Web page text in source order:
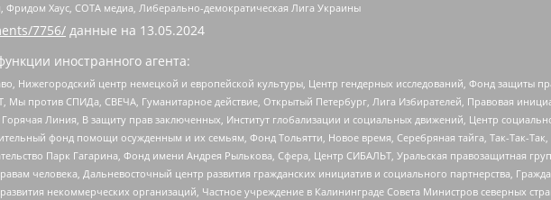
Хаус, СОТА медиа, Либерально-демократическая Лига Украины
7756/ данные на 13.05.2024
иностранного агента:
Нижегородский центр немецкой и европейской культуры, Центр гендерных исследований, Фонд защиты
против СПИДа, СВЕЧА, Гуманитарное действие, Открытый Петербург, Лига Избирателей, Правовая
Линия, В защиту прав заключенных, Институт глобализации и социальных движений, Центр
фонд помощи осужденным и их семьям, Фонд Тольятти, Новое время, Серебряная тайга, Так-Так-
Парк Гагарина, Фонд имени Андрея Рылькова, Сфера, Центр СИБАЛЬТ, Уральская правозащитная
человека, Дальневосточный центр развития гражданских инициатив и социального партнерства,
некоммерческих организаций, Частное учреждение в Калининграде Совета Министров северных